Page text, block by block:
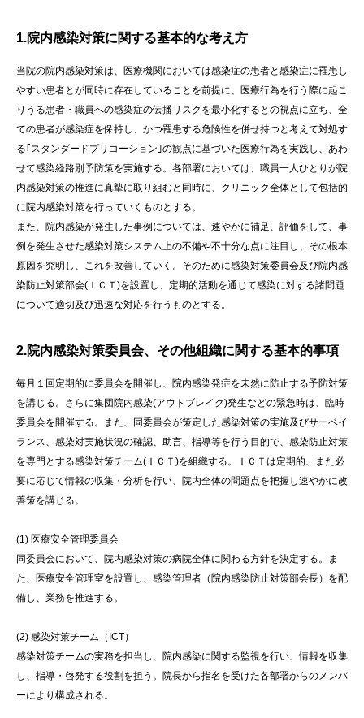
1.院内感染対策に関する基本的な考え方
当院の院内感染対策は、医療機関においては感染症の患者と感染症に罹患し
やすい患者とが同時に存在していることを前提に、医療行為を行う際に起こ
りうる患者・職員への感染症の伝播リスクを最小化するとの視点に立ち、全
ての患者が感染症を保持し、かつ罹患する危険性を併せ持つと考えて対処す
る｢スタンダードプリコーション｣の観点に基づいた医療行為を実践し、あわ
せて感染経路別予防策を実施する。各部署においては、職員一人ひとりが院
内感染対策の推進に真摯に取り組むと同時に、クリニック全体として包括的
に院内感染対策を行っていくものとする。
また、院内感染が発生した事例については、速やかに補足、評価をして、事
例を発生させた感染対策システム上の不備や不十分な点に注目し、その根本
原因を究明し、これを改善していく。そのために感染対策委員会及び院内感
染防止対策部会(ＩＣＴ)を設置し、定期的活動を通じて感染に対する諸問題
について適切及び迅速な対応を行うものとする。
2.院内感染対策委員会、その他組織に関する基本的事項
毎月１回定期的に委員会を開催し、院内感染発症を未然に防止する予防対策
を講じる。さらに集団院内感染(アウトブレイク)発生などの緊急時は、臨時
委員会を開催する。また、同委員会が策定した感染対策の実施及びサーベイ
ランス、感染対実施状況の確認、助言、指導等を行う目的で、感染防止対策
を専門とする感染対策チーム(ＩＣＴ)を組織する。ＩＣＴは定期的、また必
要に応じて情報の収集・分析を行い、院内全体の問題点を把握し速やかに改
善策を講じる。
(1) 医療安全管理委員会
同委員会において、院内感染対策の病院全体に関わる方針を決定する。ま
た、医療安全管理室を設置し、感染管理者（院内感染防止対策部会長）を配
備し、業務を推進する。
(2) 感染対策チーム（ICT）
感染対策チームの実務を担当し、院内感染に関する監視を行い、情報を収集
し、指導・啓発する役割を担う。院長から指名を受けた各部署からのメンバ
ーにより構成される。